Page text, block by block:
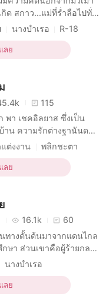
กิด สกาว...แม่ที่ร่ำลือไปทั่ว
ลว่าสวย แต่ร่านเสน่ห์...
ลอม แต่ใจร้ายหมายจะ
า...ผกาที่เป็นกะหรี่เก่า
ภานุกร บอกตัวเองเช่น
นางบำเรอ
R-18
างเพศ
มหาเศรษฐี
ลย
115
พา เชคอิลยาส ซึ่งเป็น
าน ความรักต่างฐานันดร
มอบแหวนไว้ให้ปิ่นปัก
งไปหาเขาที่ฮิลยะฮ์ ทว่า
เมื่อหญิงสาวถูกกลุ่มคน
ต่งงาน
พลิกชะตา
ญิง
าย
การเมือง
ต่อสู้
ลย
16.1k
60
ทางดั้นด้นมาจากแดนไกล
ษา ส่วนเขาคือผู้ร้ายกลาง
งการตัวมากที่สุด โชค
บรรจบกันในฐานะ ‘ตัว
โจรทะเลทราย’ ‘ปริญ’
าณคดีชาวไทยที่เดินทาง
นางบำเรอ
ล่อ
ญิง
R-18
ลย